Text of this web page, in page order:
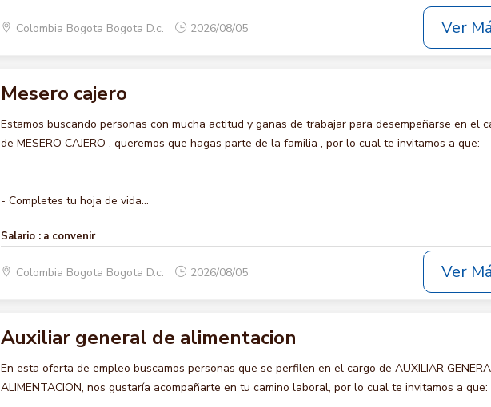
Colombia Bogota Bogota D.c. 2026/08/05 Ver
Mesero cajero
Estamos buscando personas con mucha actitud y ganas de trabajar para desempeñarse en el
de MESERO CAJERO , queremos que hagas parte de la familia , por lo cual te invitamos a que:
- Completes tu hoja de vida...
Salario : a convenir
Colombia Bogota Bogota D.c. 2026/08/05 Ver
Auxiliar general de alimentacion
En esta oferta de empleo buscamos personas que se perfilen en el cargo de AUXILIAR
ALIMENTACION, nos gustaría acompañarte en tu camino laboral, por lo cual te invitamos a que: